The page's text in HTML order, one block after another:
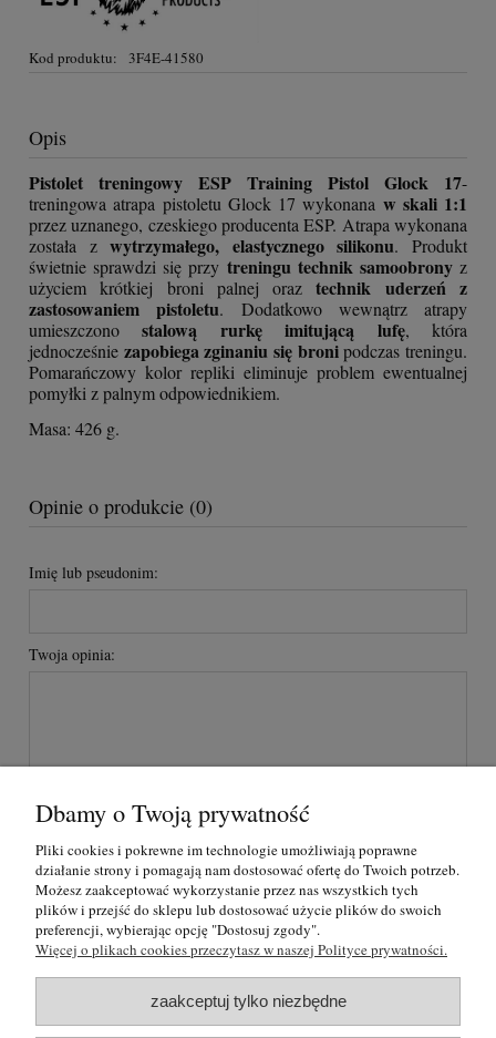
Kod produktu: 3F4E-41580
Opis
Pistolet treningowy ESP Training Pistol Glock 17-
treningowa atrapa pistoletu Glock 17 wykonana w skali 1:1
przez uznanego, czeskiego producenta ESP. Atrapa wykonana
została zwytrzymałego, elastycznego silikonu. Produkt
świetnie sprawdzi się przy treningu technik samoobronyz
użyciem krótkiej broni palnej oraztechnik uderzeń z
zastosowaniem pistoletu. Dodatkowo wewnątrz atrapy
umieszczonostalową rurkę imitującą lufę, która
jednocześnie zapobiega zginaniu się bronipodczas treningu.
Pomarańczowy kolor repliki eliminuje problem ewentualnej
pomyłki z palnym odpowiednikiem.
Masa: 426 g.
Opinie o produkcie (0)
Imię lub pseudonim:
Twoja opinia:
O nas
Regulamin i polityka prywatności
Formy płatności i rezerwacje
Dbamy o Twoją prywatność
Pliki cookies i pokrewne im technologie umożliwiają poprawne
działanie strony i pomagają nam dostosować ofertę do Twoich potrzeb.
Możesz zaakceptować wykorzystanie przez nas wszystkich tych
plików i przejść do sklepu lub dostosować użycie plików do swoich
preferencji, wybierając opcję "Dostosuj zgody".
Więcej o plikach cookies przeczytasz w naszej Polityce prywatności.
zaakceptuj tylko niezbędne